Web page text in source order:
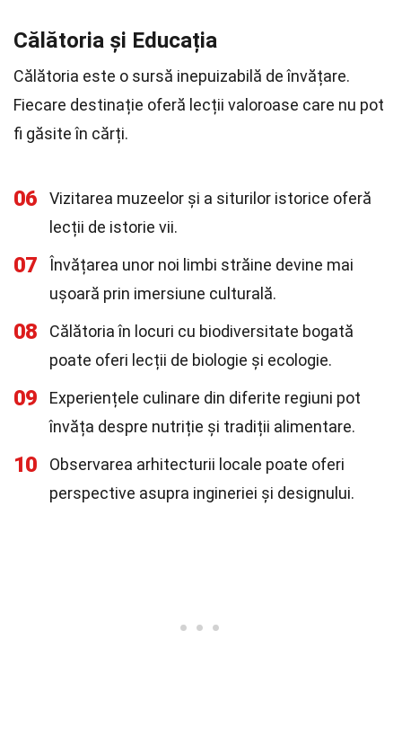
Călătoria și Educația
Călătoria este o sursă inepuizabilă de învățare.
Fiecare destinație oferă lecții valoroase care nu pot
fi găsite în cărți.
06
Vizitarea muzeelor și a siturilor istorice oferă
lecții de istorie vii.
07
Învățarea unor noi limbi străine devine mai
ușoară prin imersiune culturală.
08
Călătoria în locuri cu biodiversitate bogată
poate oferi lecții de biologie și ecologie.
09
Experiențele culinare din diferite regiuni pot
învăța despre nutriție și tradiții alimentare.
10
Observarea arhitecturii locale poate oferi
perspective asupra ingineriei și designului.